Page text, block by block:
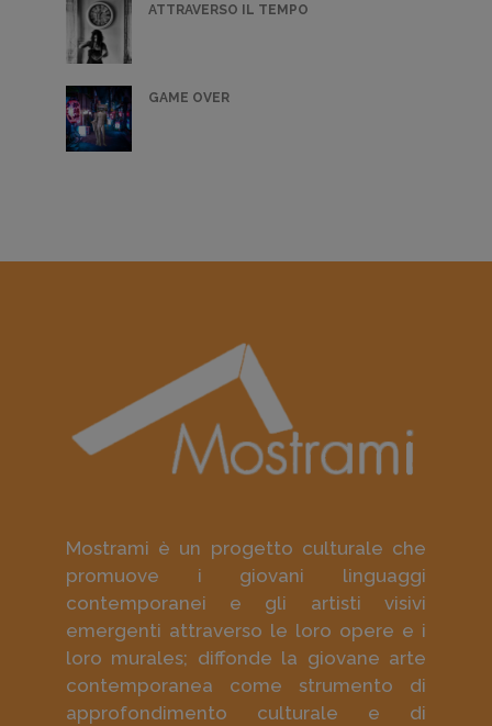
ATTRAVERSO IL TEMPO
GAME OVER
Mostrami è un progetto culturale che
promuove i giovani linguaggi
contemporanei e gli artisti visivi
emergenti attraverso le loro opere e i
loro murales; diffonde la giovane arte
contemporanea come strumento di
approfondimento culturale e di